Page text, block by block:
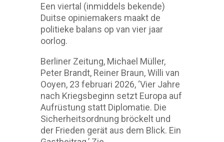
Een viertal (inmiddels bekende)
Duitse opiniemakers maakt de
politieke balans op van vier jaar
oorlog.
Berliner Zeitung, Michael Müller,
Peter Brandt, Reiner Braun, Willi van
Ooyen, 23 februari 2026, ‘Vier Jahre
nach Kriegsbeginn setzt Europa auf
Aufrüstung statt Diplomatie. Die
Sicherheitsordnung bröckelt und
der Frieden gerät aus dem Blick. Ein